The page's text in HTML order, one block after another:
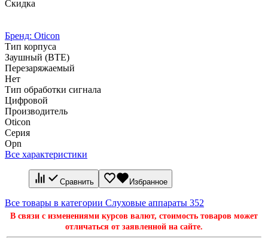
Скидка
Бренд: Oticon
Тип корпуса
Заушный (BTE)
Перезаряжаемый
Нет
Тип обработки сигнала
Цифровой
Производитель
Oticon
Серия
Opn
Все характеристики
Сравнить Избранное
Все товары в категории Слуховые аппараты 352
В связи с изменениями курсов валют, стоимость товаров может
отличаться от заявленной на сайте.